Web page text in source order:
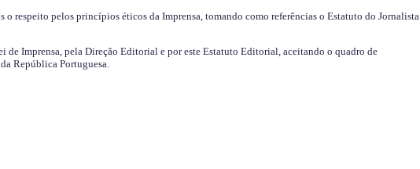
o respeito pelos princípios éticos da Imprensa, tomando como referências o Estatuto do Jornalista
de Imprensa, pela Direção Editorial e por este Estatuto Editorial, aceitando o quadro de
República Portuguesa.